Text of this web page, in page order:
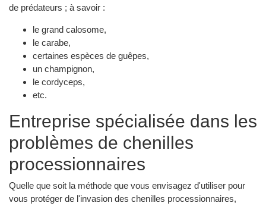
de prédateurs ; à savoir :
le grand calosome,
le carabe,
certaines espèces de guêpes,
un champignon,
le cordyceps,
etc.
Entreprise spécialisée dans les
problèmes de chenilles
processionnaires
Quelle que soit la méthode que vous envisagez d'utiliser pour
vous protéger de l'invasion des chenilles processionnaires,